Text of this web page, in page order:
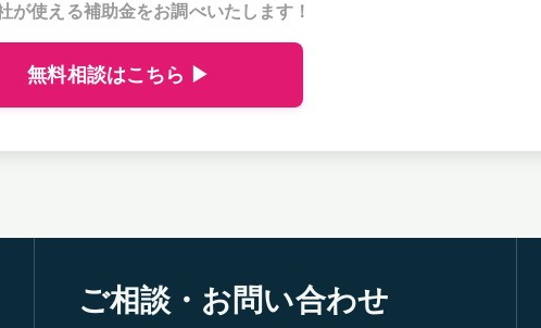
が使える補助金をお調べいたします！
無料相談はこちら ▶
ご相談・お問い合わせ